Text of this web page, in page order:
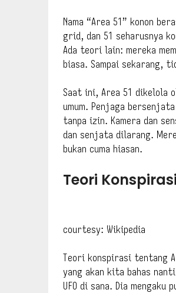
Nama “Area 51” konon
grid, dan 51 seharusnya
Ada teori lain: mereka
biasa. Sampai sekarang,
Saat ini, Area 51 dikelola
umum. Penjaga
tanpa izin. Kamera dan
dan senjata dilarang.
bukan cuma hiasan.
Teori
courtesy: Wikipedia
Teori konspirasi tentang
yang akan kita bahas
UFO di sana. Dia mengaku